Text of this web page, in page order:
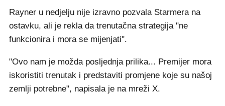
Rayner u nedjelju nije izravno pozvala Starmera na
ostavku, ali je rekla da trenutačna strategija "ne
funkcionira i mora se mijenjati".
"Ovo nam je možda posljednja prilika... Premijer mora
iskoristiti trenutak i predstaviti promjene koje su našoj
zemlji potrebne", napisala je na mreži X.